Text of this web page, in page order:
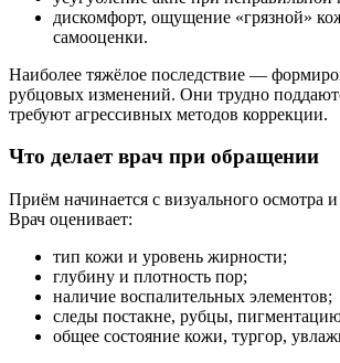
дискомфорт, ощущение «грязной»
самооценки.
Наиболее тяжёлое последствие —
рубцовых изменений. Они трудно
требуют агрессивных методов коррекции.
Что делает врач при обращении
Приём начинается с визуального осмотра
Врач оценивает:
тип кожи и уровень жирности;
глубину и плотность пор;
наличие воспалительных элементов;
следы постакне, рубцы,
общее состояние кожи, тургор,